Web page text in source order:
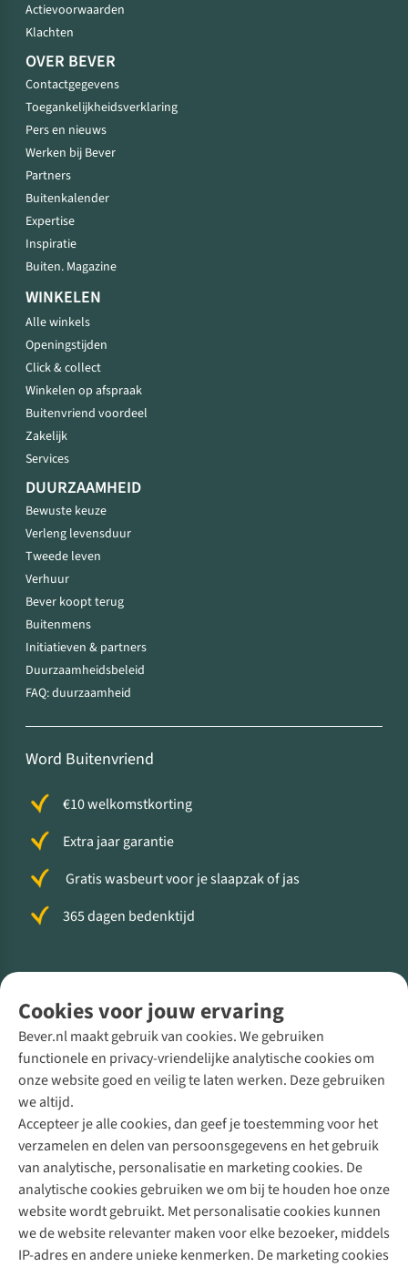
Cookies voor jouw ervaring
Bever.nl maakt gebruik van cookies. We gebruiken
functionele en privacy-vriendelijke analytische cookies om
onze website goed en veilig te laten werken. Deze gebruiken
we altijd.
Accepteer je alle cookies, dan geef je toestemming voor het
verzamelen en delen van persoonsgegevens en het gebruik
van analytische, personalisatie en marketing cookies. De
analytische cookies gebruiken we om bij te houden hoe onze
website wordt gebruikt. Met personalisatie cookies kunnen
we de website relevanter maken voor elke bezoeker, middels
IP-adres en andere unieke kenmerken. De marketing cookies
Actievoorwaarden
Klachten
OVER BEVER
Contactgegevens
Toegankelijkheidsverklaring
Pers en nieuws
Werken bij Bever
Partners
Buitenkalender
Expertise
Inspiratie
Buiten. Magazine
WINKELEN
Alle winkels
Openingstijden
Click & collect
Winkelen op afspraak
Buitenvriend voordeel
Zakelijk
Services
DUURZAAMHEID
Bewuste keuze
Verleng levensduur
Tweede leven
Verhuur
Bever koopt terug
Buitenmens
Initiatieven & partners
Duurzaamheidsbeleid
FAQ: duurzaamheid
Word Buitenvriend
€10 welkomstkorting
Extra jaar garantie
Gratis wasbeurt voor je slaapzak of jas
365 dagen bedenktijd
Direct advies van een Buitenexpert
+31 (0)85 888 50 88
+31 6 12 28 49 80
Contactformulier